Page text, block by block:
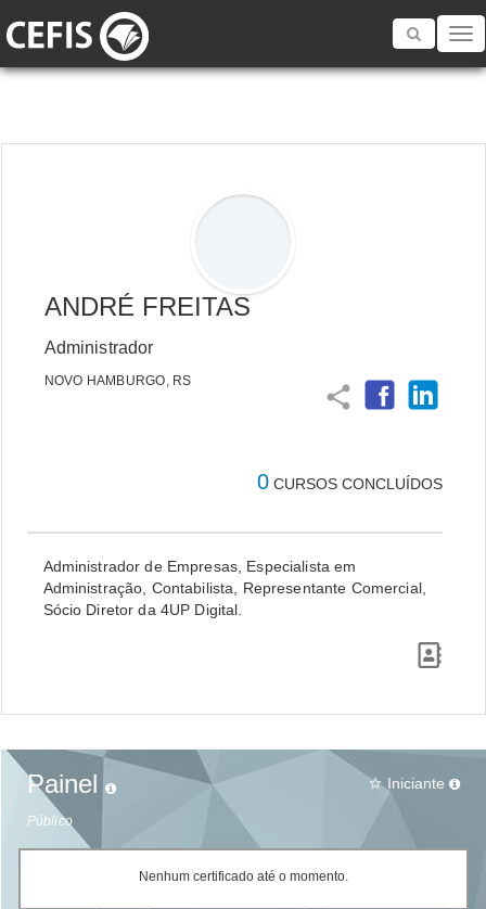
Toggle
ANDRÉ FREITAS
Administrador
NOVO HAMBURGO, RS
share
0 CURSOS CONCLUÍDOS
Administrador de Empresas, Especialista em
Administração, Contabilista, Representante Comercial,
Sócio Diretor da 4UP Digital.
Painel
Público
star_border Iniciante
Nenhum certificado até o momento.